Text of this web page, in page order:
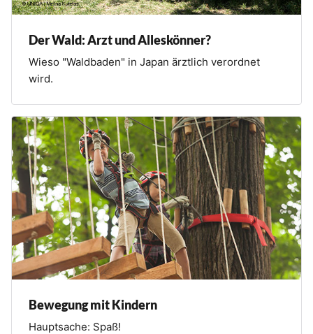
Der Wald: Arzt und Alleskönner?
Wieso "Waldbaden" in Japan ärztlich verordnet
wird.
Bewegung mit Kindern
Hauptsache: Spaß!